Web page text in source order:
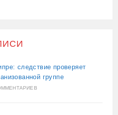
следствие проверяет
группе